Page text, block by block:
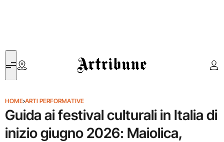
Artribune
HOME›ARTI PERFORMATIVE
Guida ai festival culturali in Italia di
inizio giugno 2026: Maiolica,